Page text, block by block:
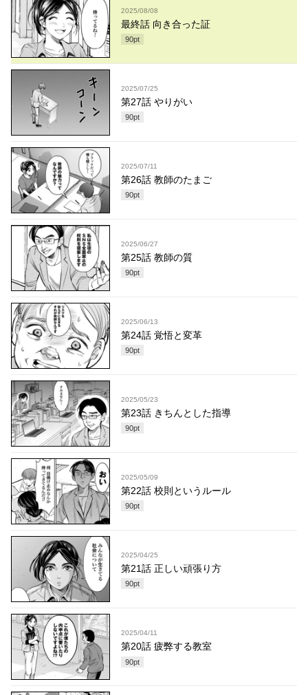
2025/08/08
最終話 向き合った証
90pt
2025/07/25
第27話 やりがい
90pt
2025/07/11
第26話 教師のたまご
90pt
2025/06/27
第25話 教師の質
90pt
2025/06/13
第24話 覚悟と変革
90pt
2025/05/23
第23話 きちんとした指導
90pt
2025/05/09
第22話 校則というルール
90pt
2025/04/25
第21話 正しい頑張り方
90pt
2025/04/11
第20話 疲弊する教室
90pt